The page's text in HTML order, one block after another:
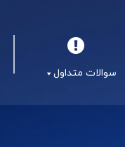
سوالات متداول